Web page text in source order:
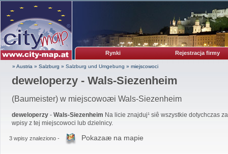
Rynki Rejestracja firmy
» Austria » Salzburg » Salzburg und Umgebung » miejscowoci
deweloperzy - Wals-Siezenheim
(Baumeister) w miejscowoæi Wals-Siezenheim
deweloperzy - Wals-Siezenheim Na licie znajduj¹ siê wszystkie dotychczas
wpisy z tej miejscowoci lub dzielnicy.
3 wpisy znaleziono - Pokazaæ na mapie